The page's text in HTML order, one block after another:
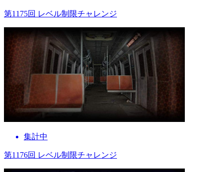
第1175回 レベル制限チャレンジ
集計中
第1176回 レベル制限チャレンジ